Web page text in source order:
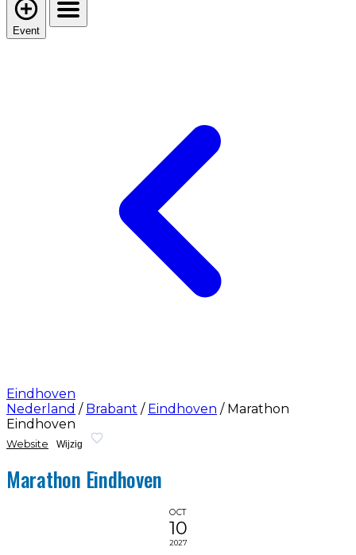
Event
Eindhoven
Nederland / Brabant / Eindhoven / Marathon
Eindhoven
Website Wijzig
Marathon Eindhoven
OCT
10
2027